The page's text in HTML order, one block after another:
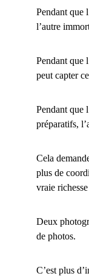
Pendant que
l’autre
Pendant que
peut capter
Pendant que
préparatifs,
Cela
plus de
vraie
Deux
de photos.
C’est plus